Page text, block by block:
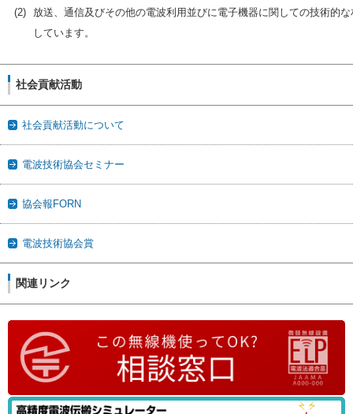
(2) 放送、通信及びその他の電波利用並びに電子機器に関しての技術的
しています。
社会貢献活動
社会貢献活動について
電波技術協会セミナー
協会報FORN
電波技術協会賞
関連リンク